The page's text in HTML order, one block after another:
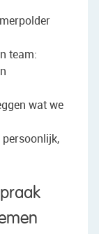
team:
wat we
persoonlijk,